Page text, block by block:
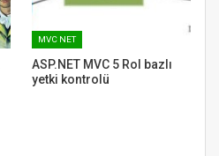
MVC NET
ASP.NET MVC 5 Rol bazlı
yetki kontrolü